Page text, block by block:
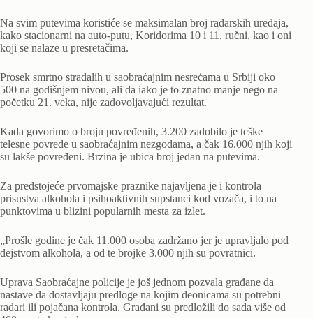
Na svim putevima koristiće se maksimalan broj radarskih uređaja,
kako stacionarni na auto-putu, Koridorima 10 i 11, ručni, kao i oni
koji se nalaze u presretačima.
Prosek smrtno stradalih u saobraćajnim nesrećama u Srbiji oko
500 na godišnjem nivou, ali da iako je to znatno manje nego na
početku 21. veka, nije zadovoljavajući rezultat.
Kada govorimo o broju povređenih, 3.200 zadobilo je teške
telesne povrede u saobraćajnim nezgodama, a čak 16.000 njih koji
su lakše povređeni. Brzina je ubica broj jedan na putevima.
Za predstojeće prvomajske praznike najavljena je i kontrola
prisustva alkohola i psihoaktivnih supstanci kod vozača, i to na
punktovima u blizini popularnih mesta za izlet.
„Prošle godine je čak 11.000 osoba zadržano jer je upravljalo pod
dejstvom alkohola, a od te brojke 3.000 njih su povratnici.
Uprava Saobraćajne policije je još jednom pozvala građane da
nastave da dostavljaju predloge na kojim deonicama su potrebni
radari ili pojačana kontrola. Građani su predložili do sada više od